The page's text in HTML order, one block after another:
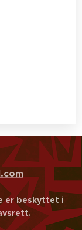
er beskyttet i